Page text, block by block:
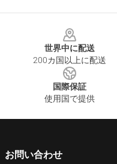
世界中に配送
200カ国以上に配送
国際保証
使用国で提供
お問い合わせ